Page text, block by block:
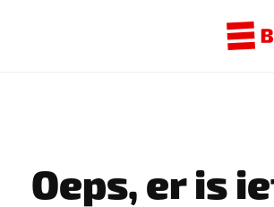
Oeps, er is